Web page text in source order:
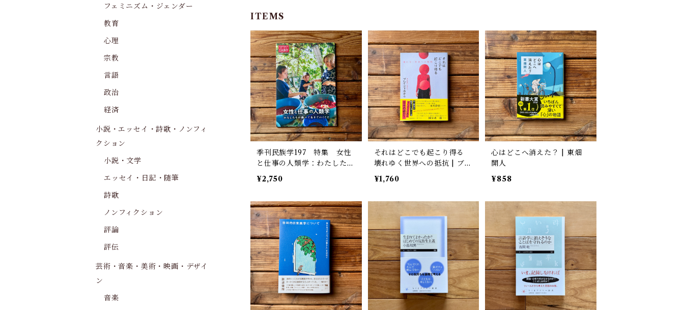
ITEMS
季刊民族学197 特集 女性
と仕事の人類学：わたしたち
が働いて生きていくこと
¥2,750
それはどこでも起こり得る
壊れゆく世界への抵抗 | ブレ
イディ みかこ
¥1,760
心はどこへ消えた？ | 東畑
開人
¥858
フェミニズム・ジェンダー
教育
心理
宗教
言語
政治
経済
小説・エッセイ・詩歌・ノンフィ
クション
小説・文学
エッセイ・日記・随筆
詩歌
ノンフィクション
評論
評伝
芸術・音楽・美術・映画・デザイ
ン
音楽